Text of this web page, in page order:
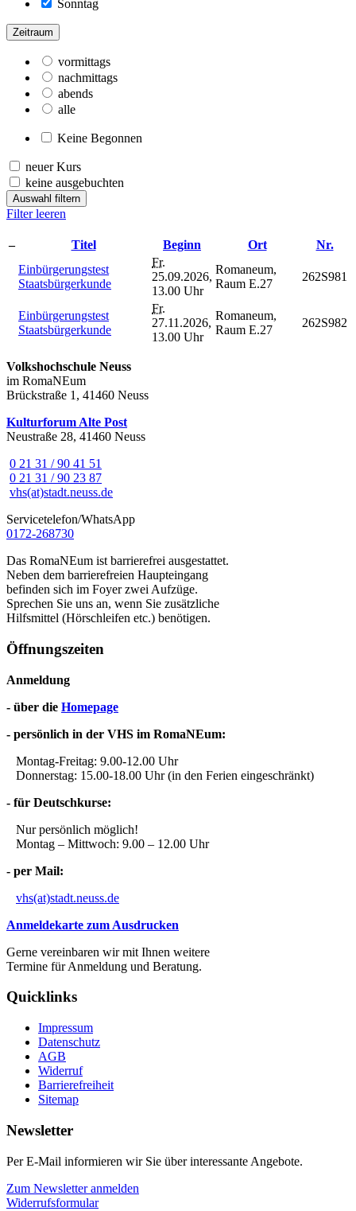
Sonntag
Zeitraum
vormittags
nachmittags
abends
alle
Keine Begonnen
neuer Kurs
keine ausgebuchten
Auswahl filtern
Filter leeren
– Titel Beginn Ort
Nr.
Einbürgerungstest
Staatsbürgerkunde
Fr.
25.09.2026,
13.00 Uhr
Romaneum,
Raum E.27
262S981
Einbürgerungstest
Staatsbürgerkunde
Fr.
27.11.2026,
13.00 Uhr
Romaneum,
Raum E.27
262S982
Volkshochschule Neuss
im RomaNEum
Brückstraße 1, 41460 Neuss
Kulturforum Alte Post
Neustraße 28, 41460 Neuss
0 21 31 / 90 41 51
0 21 31 / 90 23 87
vhs(at)stadt.neuss.de
Servicetelefon/WhatsApp
0172-268730
Das RomaNEum ist barrierefrei ausgestattet.
Neben dem barrierefreien Haupteingang
befinden sich im Foyer zwei Aufzüge.
Sprechen Sie uns an, wenn Sie zusätzliche
Hilfsmittel (Hörschleifen etc.) benötigen.
Öffnungszeiten
Anmeldung
- über die Homepage
- persönlich in der VHS im RomaNEum:
Montag-Freitag: 9.00-12.00 Uhr
Donnerstag: 15.00-18.00 Uhr (in den Ferien eingeschränkt)
- für Deutschkurse:
Nur persönlich möglich!
Montag – Mittwoch: 9.00 – 12.00 Uhr
- per Mail:
vhs(at)stadt.neuss.de
Anmeldekarte zum Ausdrucken
Gerne vereinbaren wir mit Ihnen weitere
Termine für Anmeldung und Beratung.
Quicklinks
Impressum
Datenschutz
AGB
Widerruf
Barrierefreiheit
Sitemap
Newsletter
Per E-Mail informieren wir Sie über interessante Angebote.
Zum Newsletter anmelden
Widerrufsformular